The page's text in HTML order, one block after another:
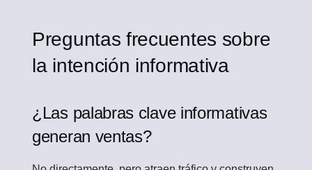
Preguntas frecuentes sobre
la intención informativa
¿Las palabras clave informativas
generan ventas?